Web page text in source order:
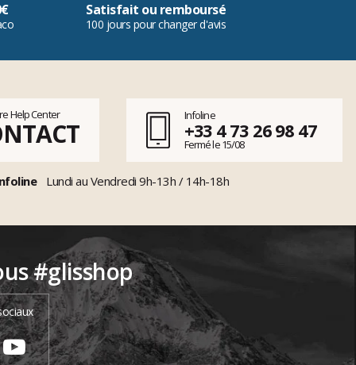
Satisfait ou remboursé
100 jours pour changer d'avis
Help Center Infoline
+33 4 73 26 98 47
Fermé le 15/08
Lundi au Vendredi 9h-13h / 14h-18h
#glisshop